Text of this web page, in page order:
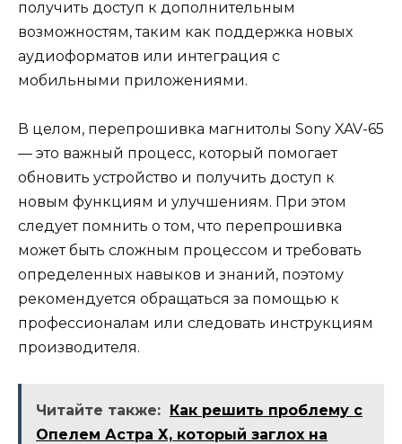
получить доступ к дополнительным
возможностям, таким как поддержка новых
аудиоформатов или интеграция с
мобильными приложениями.
В целом, перепрошивка магнитолы Sony XAV-65
— это важный процесс, который помогает
обновить устройство и получить доступ к
новым функциям и улучшениям. При этом
следует помнить о том, что перепрошивка
может быть сложным процессом и требовать
определенных навыков и знаний, поэтому
рекомендуется обращаться за помощью к
профессионалам или следовать инструкциям
производителя.
Читайте также: Как решить проблему с
Опелем Астра Х, который заглох на